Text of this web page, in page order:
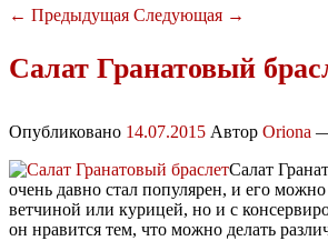
← Предыдущая Следующая →
Салат Гранатовый
Опубликовано 14.07.2015 Автор Oriona
Салат
очень давно стал популярен, и его можно
ветчиной или курицей, но и с
он нравится тем, что можно делать